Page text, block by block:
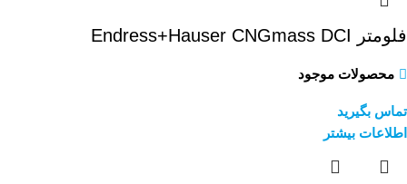
فلومتر Endress+Hauser CNGmass DCI
محصولات موجود
تماس بگیرید
اطلاعات بیشتر